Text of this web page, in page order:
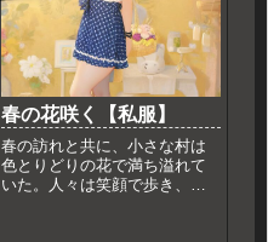
春の花咲く【私服】
春の訪れと共に、小さな村は
色とりどりの花で満ち溢れて
いた。人々は笑顔で歩き、鳥